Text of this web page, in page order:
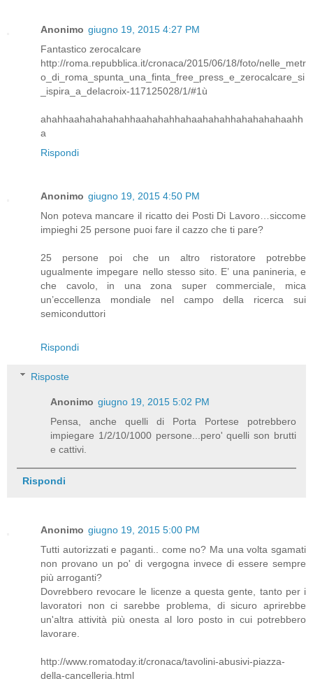
Anonimo giugno 19, 2015 4:27 PM
Fantastico zerocalcare
http://roma.repubblica.it/cronaca/2015/06/18/foto/nelle_metr
o_di_roma_spunta_una_finta_free_press_e_zerocalcare_si
_ispira_a_delacroix-117125028/1/#1ù
ahahhaahahahahahhaahahahhahaahahahhahahahahaahh
a
Rispondi
Anonimo giugno 19, 2015 4:50 PM
Non poteva mancare il ricatto dei Posti Di Lavoro…siccome
impieghi 25 persone puoi fare il cazzo che ti pare?
25 persone poi che un altro ristoratore potrebbe
ugualmente impegare nello stesso sito. E’ una panineria, e
che cavolo, in una zona super commerciale, mica
un’eccellenza mondiale nel campo della ricerca sui
semiconduttori
Rispondi
Risposte
Anonimo giugno 19, 2015 5:02 PM
Pensa, anche quelli di Porta Portese potrebbero
impiegare 1/2/10/1000 persone...pero' quelli son brutti
e cattivi.
Rispondi
Anonimo giugno 19, 2015 5:00 PM
Tutti autorizzati e paganti.. come no? Ma una volta sgamati
non provano un po' di vergogna invece di essere sempre
più arroganti?
Dovrebbero revocare le licenze a questa gente, tanto per i
lavoratori non ci sarebbe problema, di sicuro aprirebbe
un'altra attività più onesta al loro posto in cui potrebbero
lavorare.
http://www.romatoday.it/cronaca/tavolini-abusivi-piazza-
della-cancelleria.html